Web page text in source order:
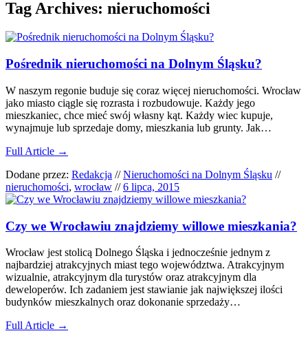
Tag Archives: nieruchomości
Pośrednik nieruchomości na Dolnym Śląsku?
W naszym regonie buduje się coraz więcej nieruchomości. Wrocław
jako miasto ciągle się rozrasta i rozbudowuje. Każdy jego
mieszkaniec, chce mieć swój własny kąt. Każdy wiec kupuje,
wynajmuje lub sprzedaje domy, mieszkania lub grunty. Jak…
Full Article →
Dodane przez: Redakcja // Nieruchomości na Dolnym Śląsku //
nieruchomości, wrocław // 6 lipca, 2015
Czy we Wrocławiu znajdziemy willowe mieszkania?
Wrocław jest stolicą Dolnego Śląska i jednocześnie jednym z
najbardziej atrakcyjnych miast tego województwa. Atrakcyjnym
wizualnie, atrakcyjnym dla turystów oraz atrakcyjnym dla
deweloperów. Ich zadaniem jest stawianie jak największej ilości
budynków mieszkalnych oraz dokonanie sprzedaży…
Full Article →